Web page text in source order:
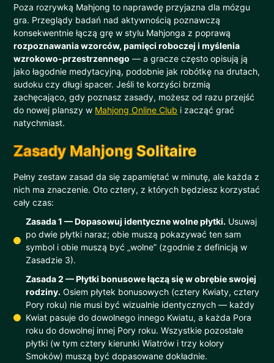
Poza rozrywką Mahjong to naprawdę przyjazna dla mózgu
gra. Przeglądy badań nad aktywnością poznawczą
konsekwentnie łączą grę w stylu Mahjonga z poprawą
rozpoznawania wzorców, pamięci roboczej i myślenia
wzrokowo-przestrzennego — a gracze często opisują ją
jako łagodnie medytacyjną, podobnie jak robótkę na drutach,
sudoku czy długi spacer. Jeśli te korzyści brzmią
zachęcająco, gdy poznasz zasady, możesz od razu przejść
do nowej planszy w Mahjong Online Club i zacząć grać
natychmiast.
Zasady Mahjong Solitaire
Pełny zestaw zasad da się zapamiętać w minutę, ale każda z
nich ma znaczenie. Oto cztery, z których będziesz korzystać
cały czas:
Zasada 1 — Dopasowuj identyczne wolne płytki. Usuwaj
po dwie płytki naraz; obie muszą pokazywać ten sam
symbol i obie muszą być „wolne” (zgodnie z definicją w
Zasadzie 3).
Zasada 2 — Płytki bonusowe łączą się w obrębie swojej
rodziny. Osiem płytek bonusowych (cztery Kwiaty, cztery
Pory roku) nie musi być wizualnie identycznych — każdy
Kwiat pasuje do dowolnego innego Kwiatu, a każda Pora
roku do dowolnej innej Pory roku. Wszystkie pozostałe
płytki (w tym cztery kierunki Wiatrów i trzy kolory
Smoków) muszą być dopasowane dokładnie.